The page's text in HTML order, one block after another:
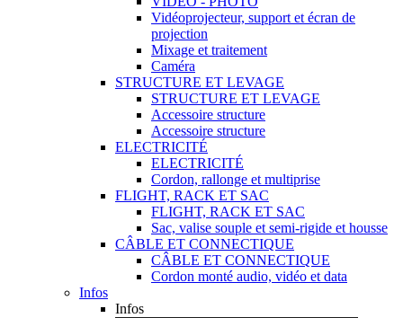
Vidéoprojecteur, support et écran de
projection
Mixage et traitement
Caméra
STRUCTURE ET LEVAGE
STRUCTURE ET LEVAGE
Accessoire structure
Accessoire structure
ELECTRICITÉ
ELECTRICITÉ
Cordon, rallonge et multiprise
FLIGHT, RACK ET SAC
FLIGHT, RACK ET SAC
Sac, valise souple et semi-rigide et housse
CÂBLE ET CONNECTIQUE
CÂBLE ET CONNECTIQUE
Cordon monté audio, vidéo et data
Infos
Infos